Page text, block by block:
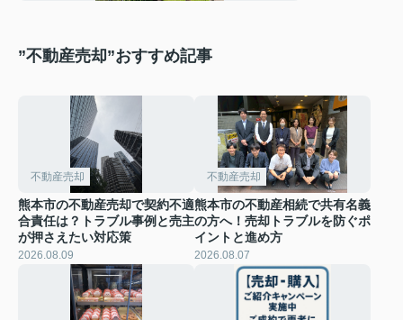
”不動産売却”おすすめ記事
不動産売却
熊本市の不動産売却で契約不適
合責任は？トラブル事例と売主
が押さえたい対応策
2026.08.09
不動産売却
熊本市の不動産相続で共有名義
の方へ！売却トラブルを防ぐポ
イントと進め方
2026.08.07